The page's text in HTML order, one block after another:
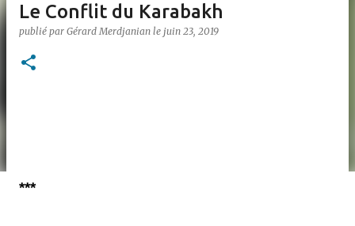
Le Conflit du Karabakh
publié par Gérard Merdjanian le juin 23, 2019
***